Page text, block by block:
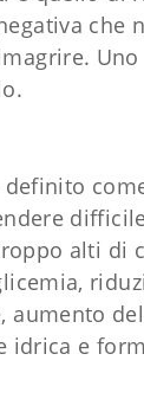
che
alti di
aumento
idrica e